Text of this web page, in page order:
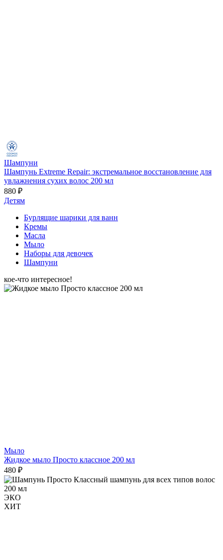
Шампуни
Шампунь Extreme Repair: экстремальное восстановление для
увлажнения сухих волос 200 мл
880 ₽
Детям
Бурлящие шарики для ванн
Кремы
Масла
Мыло
Наборы для девочек
Шампуни
кое-что интересное!
Мыло
Жидкое мыло Просто классное 200 мл
480 ₽
ЭКО
ХИТ